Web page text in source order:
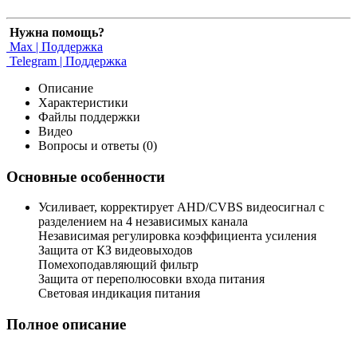
Нужна помощь?
Max | Поддержка
Telegram | Поддержка
Описание
Характеристики
Файлы поддержки
Видео
Вопросы и ответы (0)
Основные особенности
Усиливает, корректирует AHD/CVBS видеосигнал с
разделением на 4 независимых канала
Независимая регулировка коэффициента усиления
Защита от КЗ видеовыходов
Помехоподавляющий фильтр
Защита от переполюсовки входа питания
Световая индикация питания
Полное описание